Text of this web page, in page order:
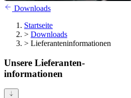
Downloads
Startseite
> Downloads
> Lieferanteninformationen
Unsere Lieferanten-
­informationen